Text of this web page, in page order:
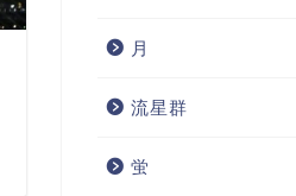
月
流星群
蛍